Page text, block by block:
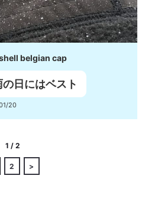
belgian cap
日にはベスト
20
1 / 2
2 >